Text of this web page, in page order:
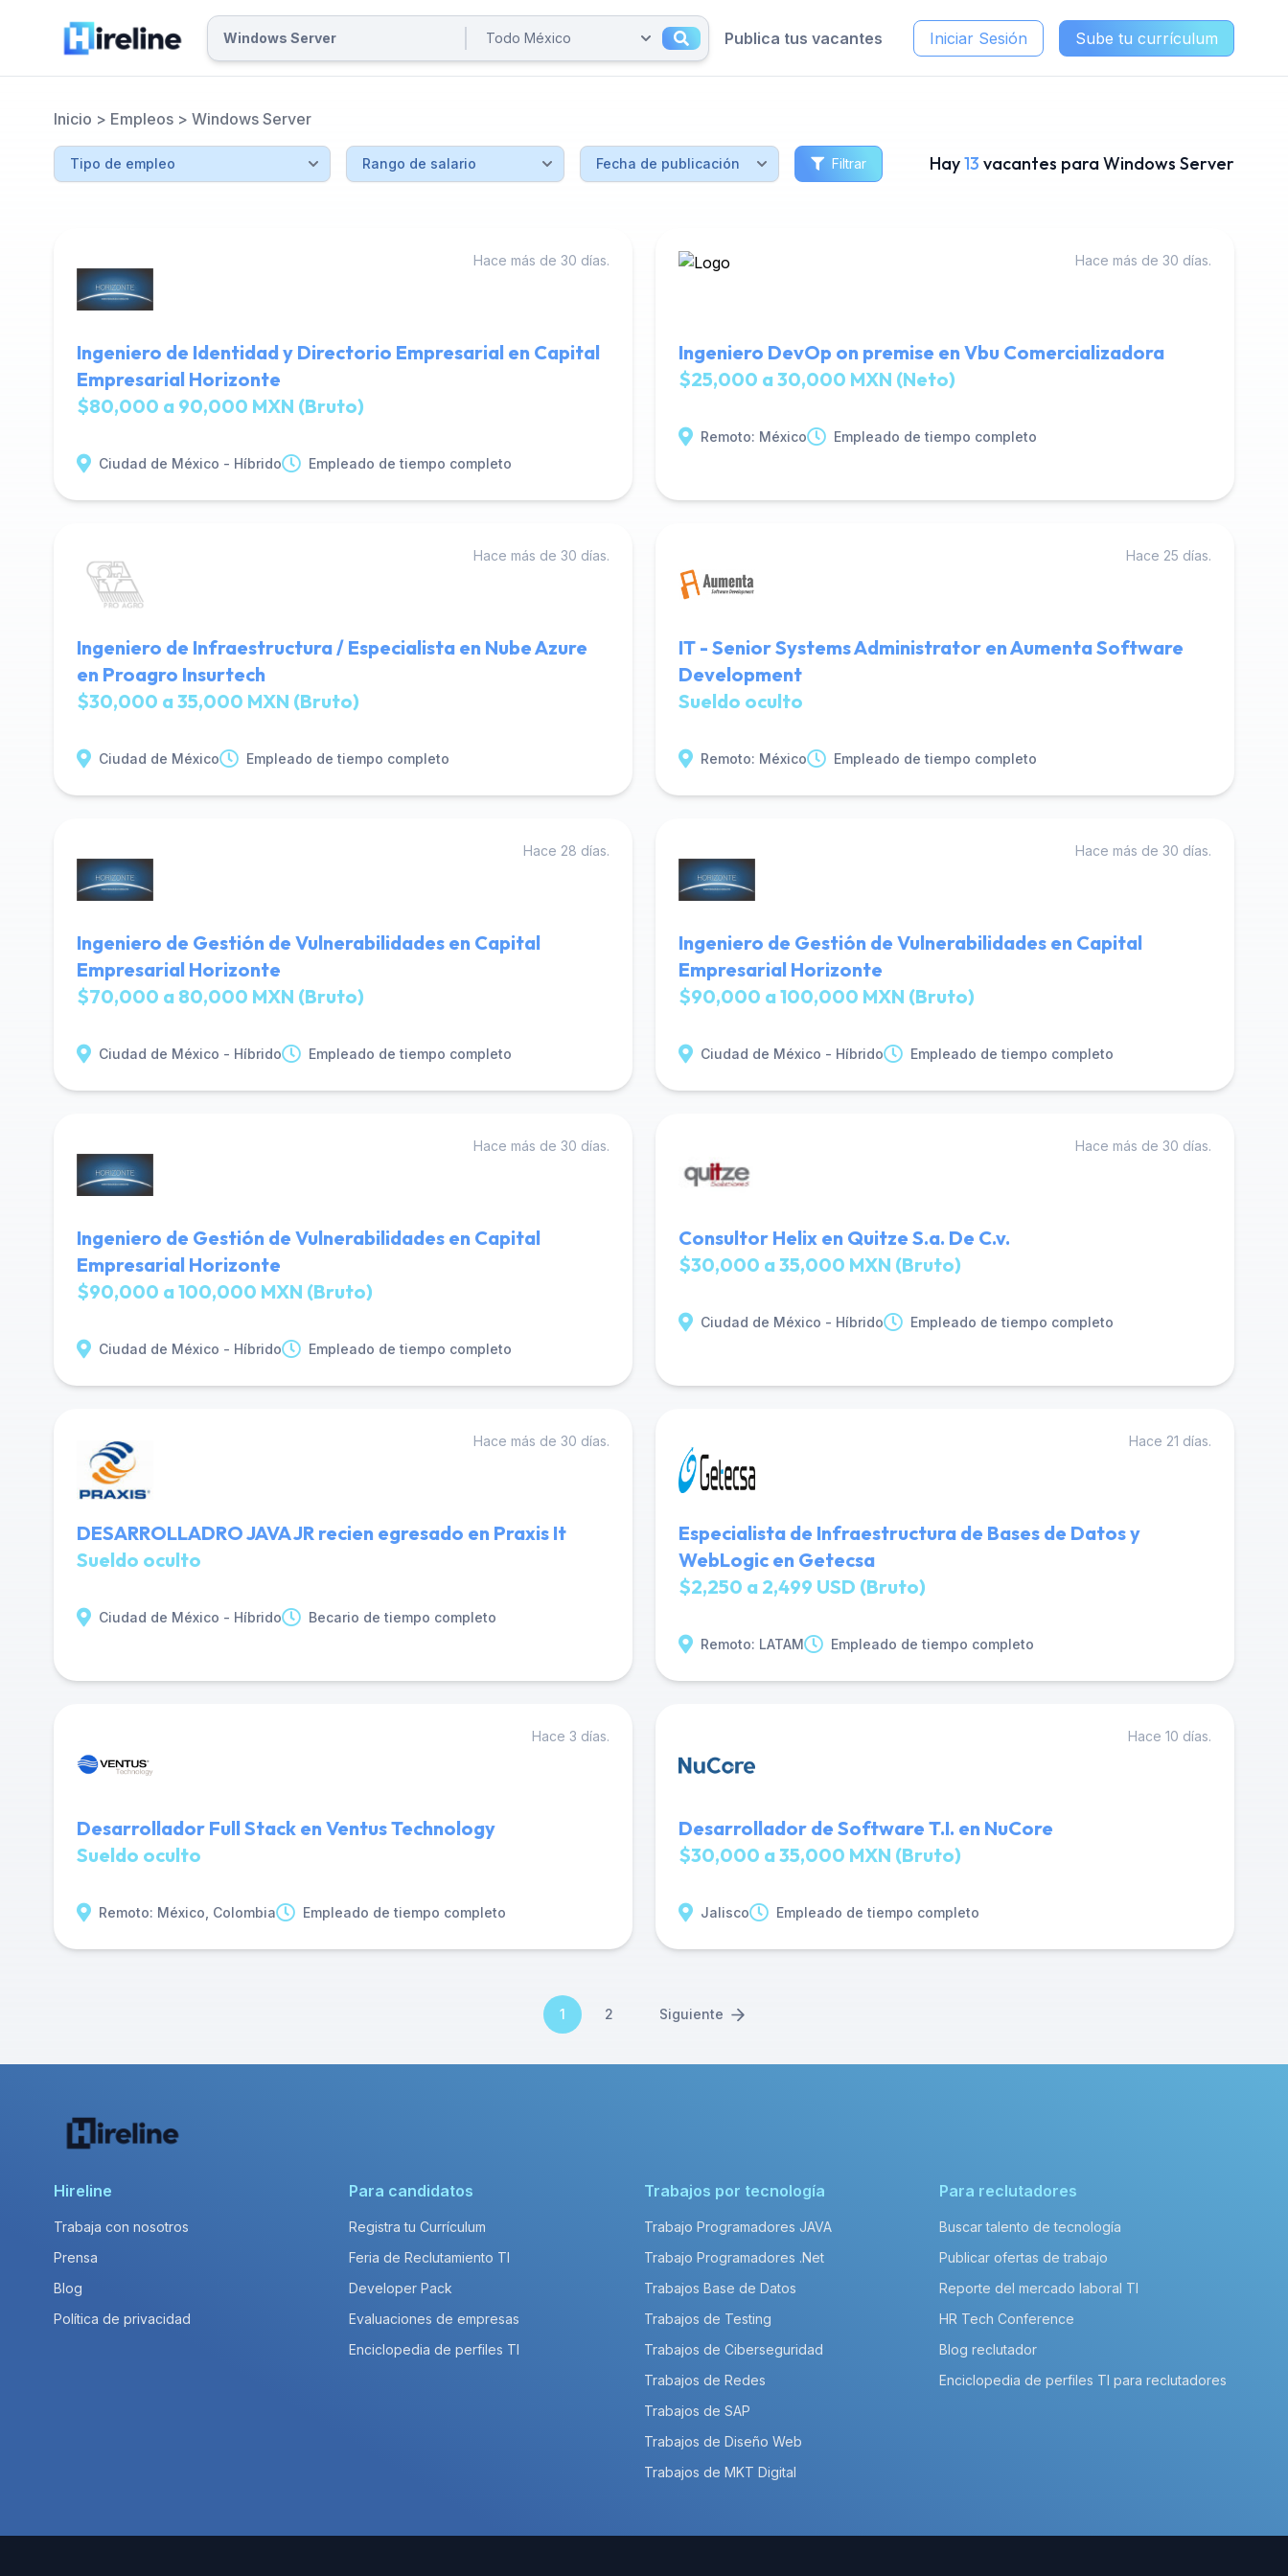
Publica tus vacantes Iniciar Sesión Sube tu currículum
Inicio > Empleos > Windows Server
Filtrar Hay13 vacantes para Windows Server
Hace más de 30 días.
Ingeniero de Identidad y Directorio Empresarial en Capital
Empresarial Horizonte
$80,000 a 90,000 MXN (Bruto)
Ciudad de México - Híbrido Empleado de tiempo completo
Hace más de 30 días.
Ingeniero DevOp on premise en Vbu Comercializadora
$25,000 a 30,000 MXN (Neto)
Remoto: México Empleado de tiempo completo
Hace más de 30 días.
Ingeniero de Infraestructura / Especialista en Nube Azure
en Proagro Insurtech
$30,000 a 35,000 MXN (Bruto)
Ciudad de México Empleado de tiempo completo
Hace 25 días.
IT - Senior Systems Administrator en Aumenta Software
Development
Sueldo oculto
Remoto: México Empleado de tiempo completo
Hace 28 días.
Ingeniero de Gestión de Vulnerabilidades en Capital
Empresarial Horizonte
$70,000 a 80,000 MXN (Bruto)
Ciudad de México - Híbrido Empleado de tiempo completo
Hace más de 30 días.
Ingeniero de Gestión de Vulnerabilidades en Capital
Empresarial Horizonte
$90,000 a 100,000 MXN (Bruto)
Ciudad de México - Híbrido Empleado de tiempo completo
Hace más de 30 días.
Ingeniero de Gestión de Vulnerabilidades en Capital
Empresarial Horizonte
$90,000 a 100,000 MXN (Bruto)
Ciudad de México - Híbrido Empleado de tiempo completo
Hace más de 30 días.
Consultor Helix en Quitze S.a. De C.v.
$30,000 a 35,000 MXN (Bruto)
Ciudad de México - Híbrido Empleado de tiempo completo
Hace más de 30 días.
DESARROLLADRO JAVA JR recien egresado en Praxis It
Sueldo oculto
Ciudad de México - Híbrido Becario de tiempo completo
Hace 21 días.
Especialista de Infraestructura de Bases de Datos y
WebLogic en Getecsa
$2,250 a 2,499 USD (Bruto)
Remoto: LATAM Empleado de tiempo completo
Hace 3 días.
Desarrollador Full Stack en Ventus Technology
Sueldo oculto
Remoto: México, Colombia Empleado de tiempo completo
Hace 10 días.
Desarrollador de Software T.I. en NuCore
$30,000 a 35,000 MXN (Bruto)
Jalisco Empleado de tiempo completo
1 2 Siguiente
Hireline
Trabaja con nosotros
Prensa
Blog
Política de privacidad
Para candidatos
Registra tu Currículum
Feria de Reclutamiento TI
Developer Pack
Evaluaciones de empresas
Enciclopedia de perfiles TI
Trabajos por tecnología
Trabajo Programadores JAVA
Trabajo Programadores .Net
Trabajos Base de Datos
Trabajos de Testing
Trabajos de Ciberseguridad
Trabajos de Redes
Trabajos de SAP
Trabajos de Diseño Web
Trabajos de MKT Digital
Para reclutadores
Buscar talento de tecnología
Publicar ofertas de trabajo
Reporte del mercado laboral TI
HR Tech Conference
Blog reclutador
Enciclopedia de perfiles TI para reclutadores